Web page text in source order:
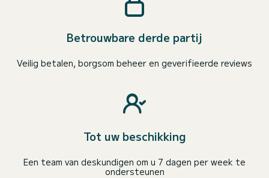
Betrouwbare derde partij
Veilig betalen, borgsom beheer en geverifieerde reviews
Tot uw beschikking
Een team van deskundigen om u 7 dagen per week te
ondersteunen